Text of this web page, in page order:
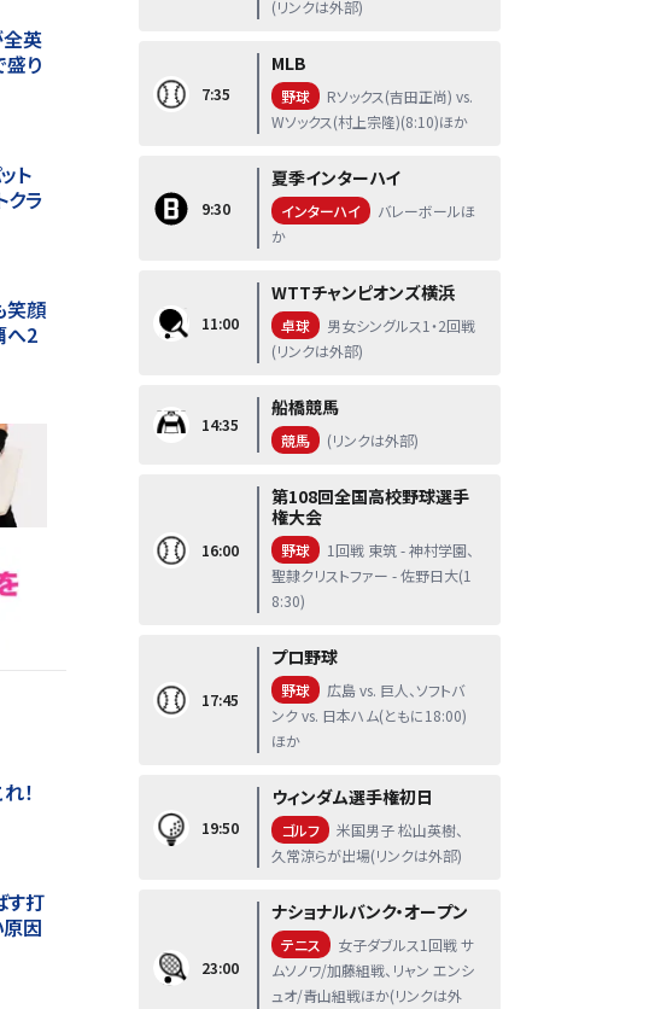
英
盛り
ト
クラ
笑顔
へ2
！
す打
因
(リンクは外部)
7:35
MLB
野球
Rソックス(吉田正尚) vs.
Wソックス(村上宗隆)(8:10)ほか
9:30
夏季インターハイ
インターハイ
バレーボールほ
か
11:00
WTTチャンピオンズ横浜
卓球
男女シングルス1・2回戦
(リンクは外部)
14:35
船橋競馬
競馬 (リンクは外部)
16:00
第108回全国高校野球選手
権大会
野球
1回戦 東筑 - 神村学園、
聖隷クリストファー - 佐野日大(1
8:30)
17:45
プロ野球
野球
広島 vs. 巨人、ソフトバ
ンク vs. 日本ハム(ともに18:00)
ほか
19:50
ウィンダム選手権初日
ゴルフ
米国男子 松山英樹、
久常涼らが出場(リンクは外部)
23:00
ナショナルバンク・オープン
テニス
女子ダブルス1回戦 サ
ムソノワ/加藤組戦、リャン エンシ
ュオ/青山組戦ほか(リンクは外